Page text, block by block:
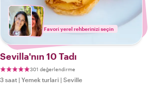
Favori yerel rehberinizi seçin
Sevilla'nın 10 Tadı
301 değerlendirme
3 saat | Yemek turlari | Seville